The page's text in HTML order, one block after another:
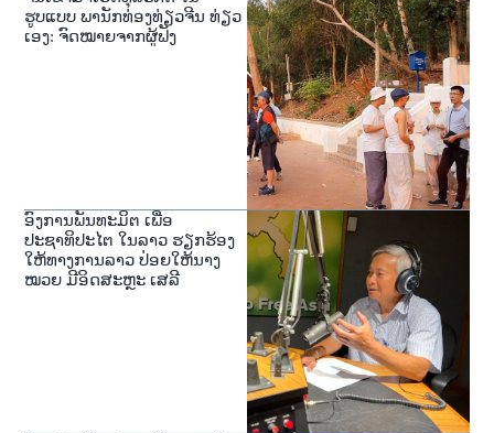
ຮູບແບບ ພານັກທ່ອງທ່ຽວຈີນ ທ່ຽວ
ເອງ: ຈົດໝາຍຈາກຜູ້ຟັງ
ອົງການພັນທະມິຕ ເພື່ອ
ປະຊາທິປະໄຕ ໃນລາວ ຮຽກຮ້ອງ
ໃຫ້ທາງການລາວ ປ່ອຍໃຫ້ນາງ
ໝວຍ ມີອິດສະຫຼະ ເສລີ